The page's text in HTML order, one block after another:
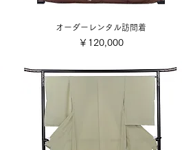
オーダーレンタル訪問着
価格
￥120,000